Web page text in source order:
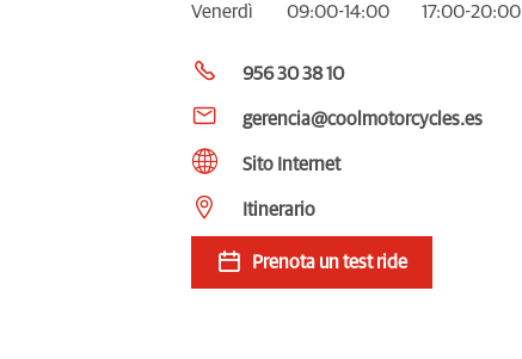
Venerdì
09:00-14:00 17:00-20:00
956 30 38 10
gerencia@coolmotorcycles.es
Sito Internet
Itinerario
Prenota un test ride